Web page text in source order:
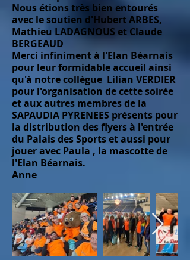
Nous étions très bien entourés
avec le soutien d'Hubert ARBES,
Mathieu LADAGNOUS et Claude
BERGEAUD
Merci infiniment à l'Elan Béarnais
pour leur formidable accueil ainsi
qu'à notre collègue Lilian VERDIER
pour l'organisation de cette soirée
et aux autres membres de la
SAPAUDIA PYRENEES présents pour
la distribution des flyers à l'entrée
du Palais des Sports et aussi pour
jouer avec Paula , la mascotte de
l'Elan Béarnais.
Anne